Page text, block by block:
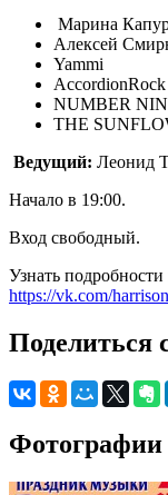
Марина
Алексей
Yammi
AccordionRock
NUMBER
THE
Ведущий: Леонид
Начало в 19:00.
Вход свободный.
Узнать
https://vk.com/
Поделиться
Фотографии